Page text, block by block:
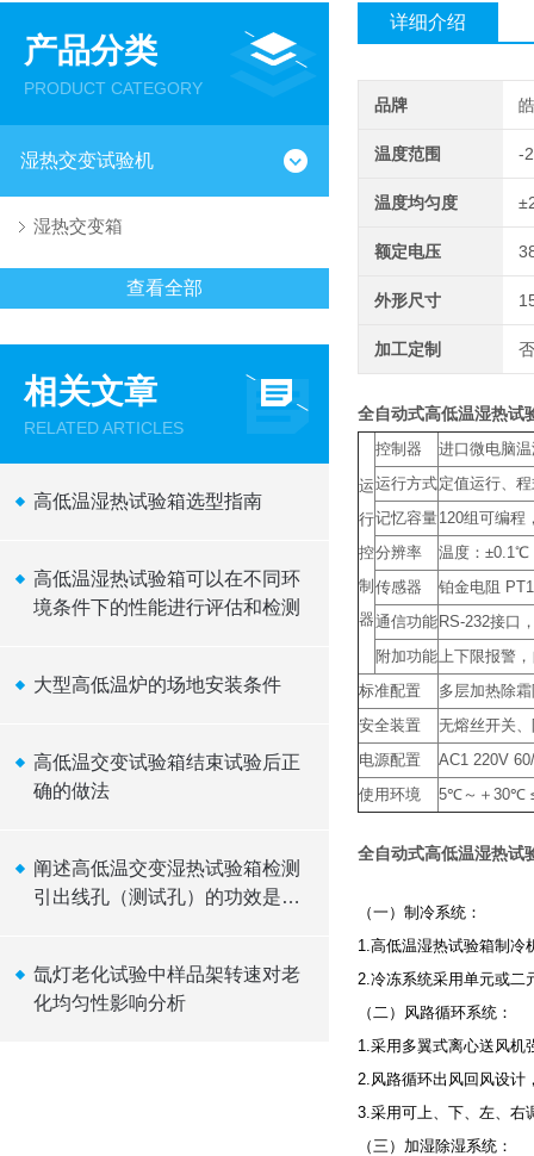
产品分类
PRODUCT CATEGORY
湿热交变试验机
湿热交变箱
查看全部
相关文章
RELATED ARTICLES
高低温湿热试验箱选型指南
高低温湿热试验箱可以在不同环
境条件下的性能进行评估和检测
大型高低温炉的场地安装条件
高低温交变试验箱结束试验后正
确的做法
阐述高低温交变湿热试验箱检测
引出线孔（测试孔）的功效是什
氙灯老化试验中样品架转速对老
化均匀性影响分析
详细介绍
品牌
温度范围 -
温度均匀度
额定电压
外形尺寸
加工定制
全自动式高低温湿热试
运
行
控
制
器
控制器
进口微电脑
运行方式定值运行、
记忆容量120组可编程
分辨率
温度：±0.1℃
传感器
铂金电阻
通信功能 RS-232接口
附加功能上下限报警
标准配置
多层加热除
安全装置
无熔丝开关
电源配置
AC1 220V
使用环境
5℃～＋30℃
全自动式高低温湿热试
（一）制冷系统：
1.高低温湿热试验箱制冷
2.冷冻系统采用单元或二
（二）风路循环系统：
1.采用多翼式离心送风机
2.风路循环出风回风设计
3.采用可上、下、左、右
（三）加湿除湿系统：